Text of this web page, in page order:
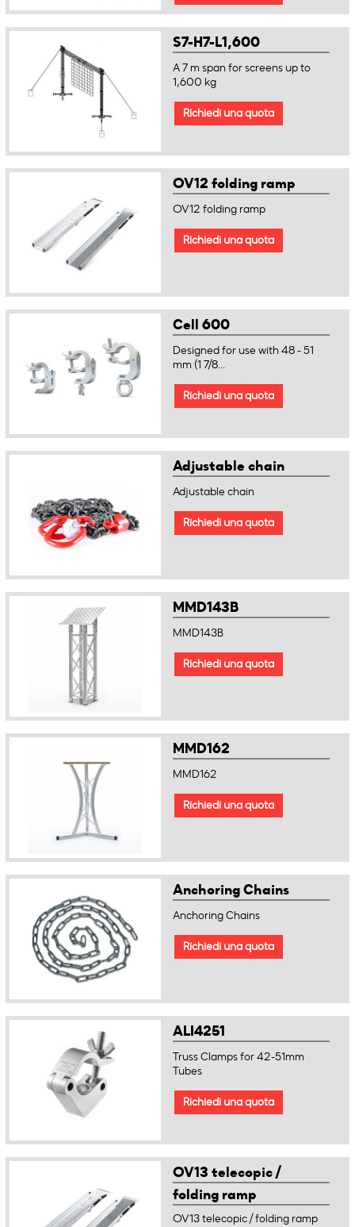
S7-H7-L1,600
A 7 m span for screens up to
1,600 kg
Richiedi una quota
OV12 folding ramp
OV12 folding ramp
Richiedi una quota
Cell 600
Designed for use with 48 - 51
mm (1 7/8...
Richiedi una quota
Adjustable chain
Adjustable chain
Richiedi una quota
MMD143B
MMD143B
Richiedi una quota
MMD162
MMD162
Richiedi una quota
Anchoring Chains
Anchoring Chains
Richiedi una quota
ALI4251
Truss Clamps for 42-51mm
Tubes
Richiedi una quota
OV13 telecopic /
folding ramp
(chamfered)
OV13 telecopic / folding ramp